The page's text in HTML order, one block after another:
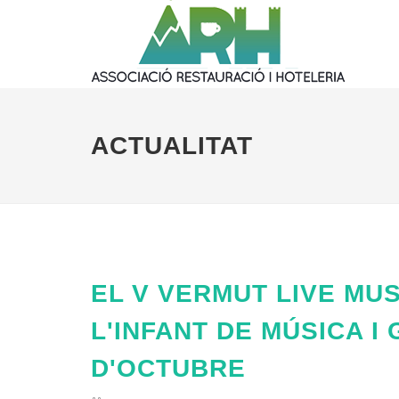
ACTUALITAT
EL V VERMUT LIVE
L'INFANT DE MÚSICA I
D'OCTUBRE